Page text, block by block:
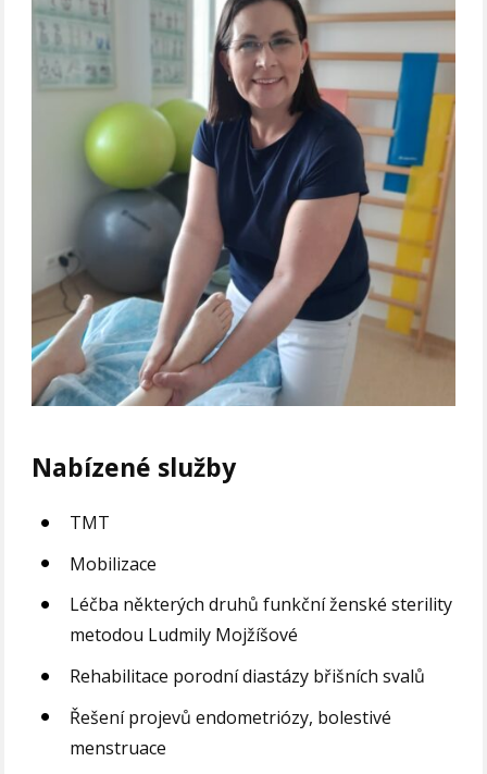
Nabízené služby
TMT
Mobilizace
Léčba některých druhů funkční ženské sterility
metodou Ludmily Mojžíšové
Rehabilitace porodní diastázy břišních svalů
Řešení projevů endometriózy, bolestivé
menstruace